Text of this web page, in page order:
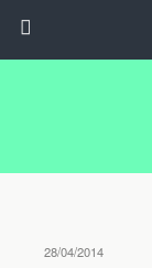
28/04/2014